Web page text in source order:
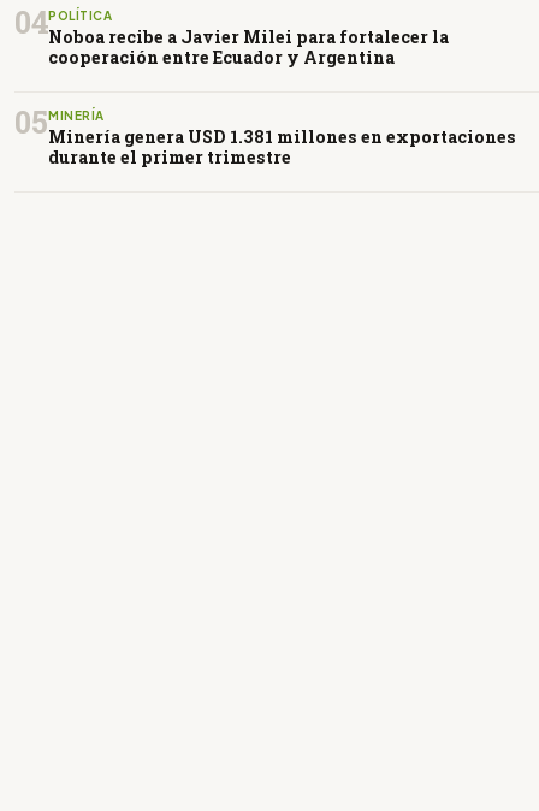
04POLÍTICA
Noboa recibe a Javier Milei para fortalecer la
cooperación entre Ecuador y Argentina
05MINERÍA
Minería genera USD 1.381 millones en exportaciones
durante el primer trimestre